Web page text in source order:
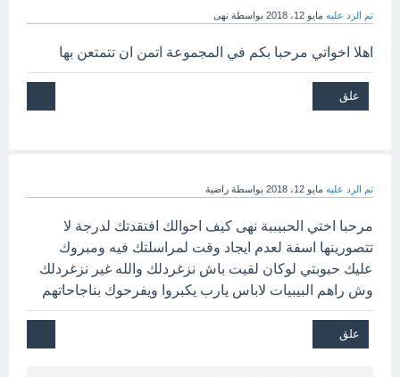
تم الرد عليه مايو 12، 2018 بواسطة نهى
اهلا اخواتي مرحبا بكم في المجموعة اتمن ان تتمتعن بها
تم الرد عليه مايو 12، 2018 بواسطة راضية
مرحبا اختي الحبيببة نهى كيف احوالك افتقدتك لدرجة لا
تتصورينها اسفة لعدم ايجاد وقت لمراسلتك فيه ومبروك
عليك حبوبتي لوكان لقيت باش نزغردلك والله غير نزغردلك
وش راهم البيبيات لاباس يارب يكبروا ويفرحوك بناجاحاتهم